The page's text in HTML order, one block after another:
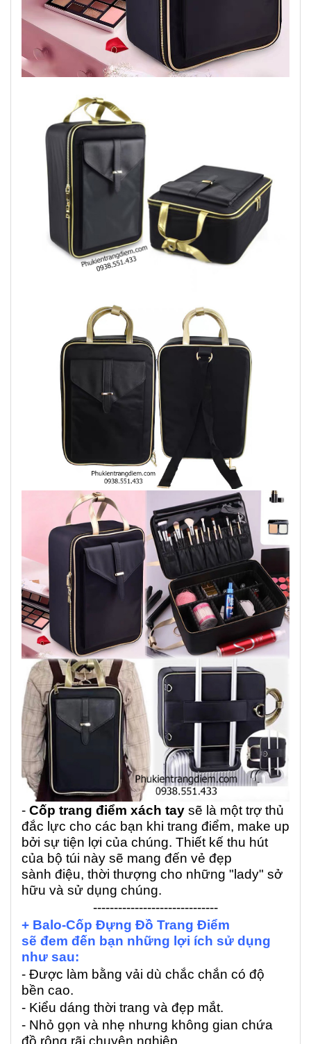
- Cốp trang điểm xách tay sẽ là một trợ thủ
đắc lực cho các bạn khi trang điểm, make up
bởi sự tiện lợi của chúng. Thiết kế thu hút
của bộ túi này sẽ mang đến vẻ đẹp
sành điệu, thời thượng cho những "lady" sở
hữu và sử dụng chúng.
------------------------------
+ Balo-Cốp Đựng Đồ Trang Điểm
sẽ đem đến bạn những lợi ích sử dụng
như sau:
- Được làm bằng vải dù chắc chắn có độ
bền cao.
- Kiểu dáng thời trang và đẹp mắt.
- Nhỏ gọn và nhẹ nhưng không gian chứa
đồ rộng rãi chuyên nghiệp.